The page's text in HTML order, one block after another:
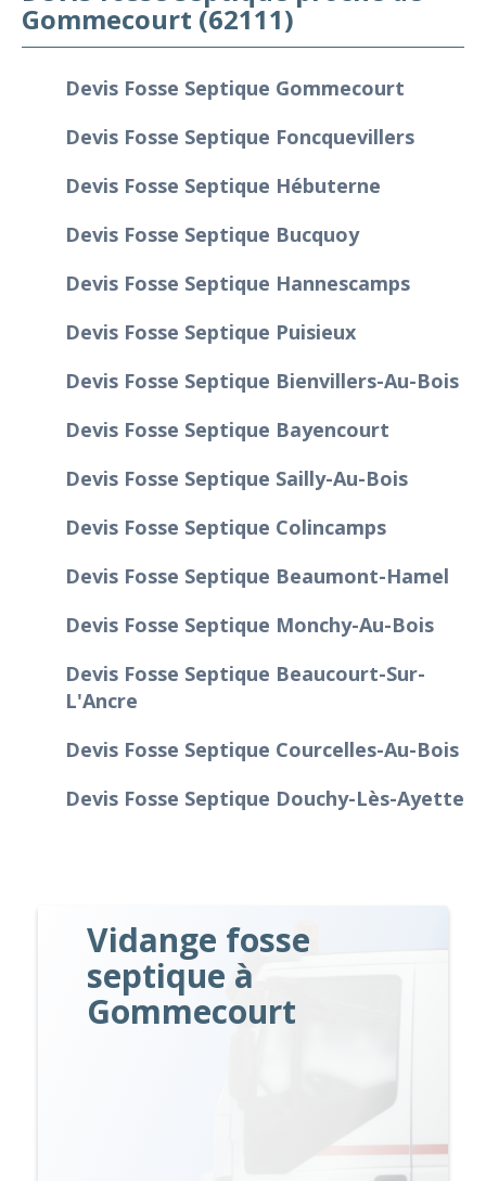
Gommecourt (62111)
Devis Fosse Septique Gommecourt
Devis Fosse Septique Foncquevillers
Devis Fosse Septique Hébuterne
Devis Fosse Septique Bucquoy
Devis Fosse Septique Hannescamps
Devis Fosse Septique Puisieux
Devis Fosse Septique Bienvillers-Au-Bois
Devis Fosse Septique Bayencourt
Devis Fosse Septique Sailly-Au-Bois
Devis Fosse Septique Colincamps
Devis Fosse Septique Beaumont-Hamel
Devis Fosse Septique Monchy-Au-Bois
Devis Fosse Septique Beaucourt-Sur-
L'Ancre
Devis Fosse Septique Courcelles-Au-Bois
Devis Fosse Septique Douchy-Lès-Ayette
Vidange fosse
septique à
Gommecourt